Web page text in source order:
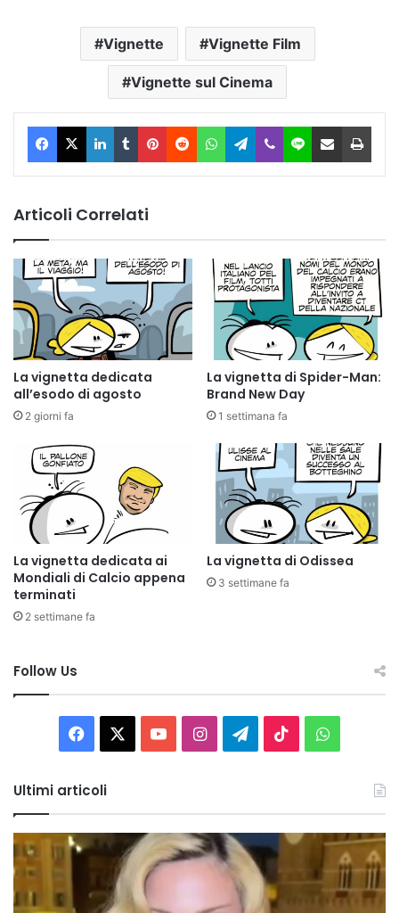
Vignette Vignette Film
Vignette sul Cinema
Facebook
X LinkedIn
TumblrPinterest
RedditWhatsAppTelegram
ViberLine Condividi via Email
Articoli Correlati
La vignetta dedicata
all’esodo di agosto
2 giorni fa
La vignetta di Spider-Man:
Brand New Day
1 settimana fa
La vignetta dedicata ai
Mondiali di Calcio appena
terminati
2 settimane fa
La vignetta di Odissea
3 settimane fa
Follow Us
Facebook You InstagramTelegram
TikTok
Ultimi articoli